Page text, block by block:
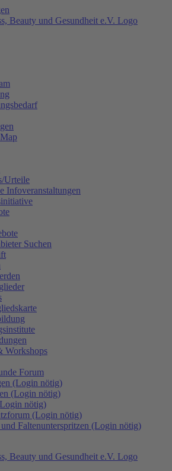
Urteile
Infoveranstaltungen
Suchen
Workshops
Forum
(Login nötig)
(Login nötig)
nötig)
(Login nötig)
Faltenunterspritzen (Login nötig)